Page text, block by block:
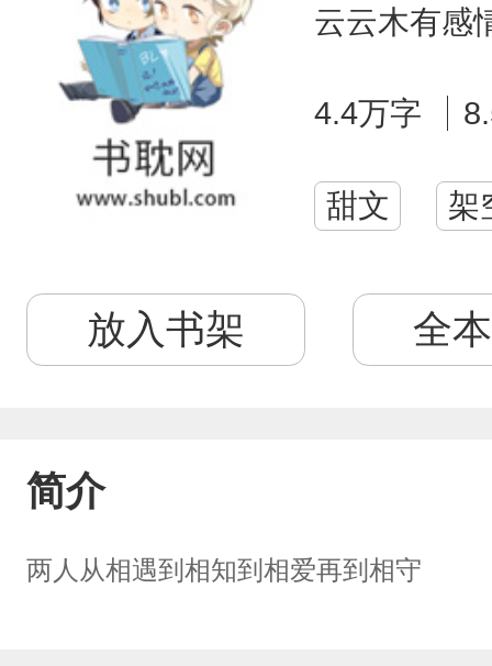
云云木有感
4.4万字
甜文 架
放入书架 全
简介
两人从相遇到相知到相爱再到相守